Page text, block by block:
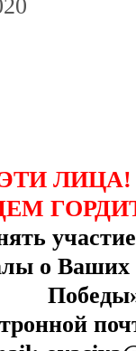
о Ваших